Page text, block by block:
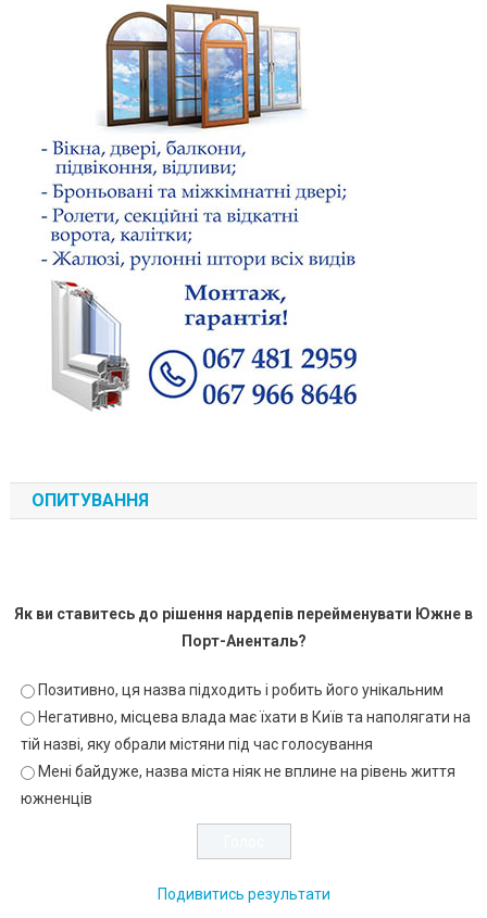
ОПИТУВАННЯ
Як ви ставитесь до рішення нардепів перейменувати Южне в
Порт-Аненталь?
Позитивно, ця назва підходить і робить його унікальним
Негативно, місцева влада має їхати в Київ та наполягати на
тій назві, яку обрали містяни під час голосування
Мені байдуже, назва міста ніяк не вплине на рівень життя
южненців
Подивитись результати